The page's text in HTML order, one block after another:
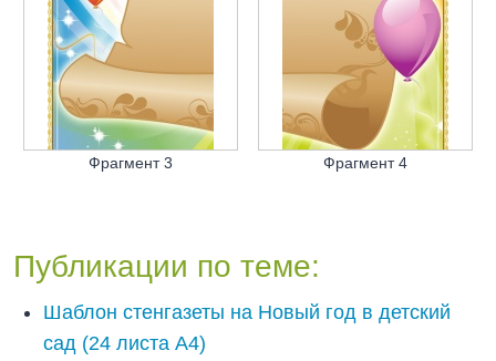
Фрагмент 3 Фрагмент 4
Публикации по теме:
Шаблон стенгазеты на Новый год в детский
сад (24 листа А4)